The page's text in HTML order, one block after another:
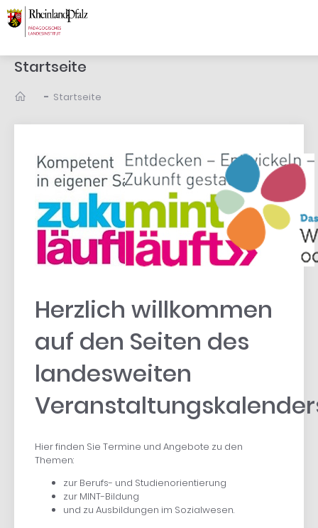
Startseite
- Startseite
Herzlich willkommen
auf den Seiten des
landesweiten
Hier finden Sie Termine und Angebote zu den
Themen:
zur Berufs- und Studienorientierung
zur MINT-Bildung
und zu Ausbildungen im Sozialwesen.